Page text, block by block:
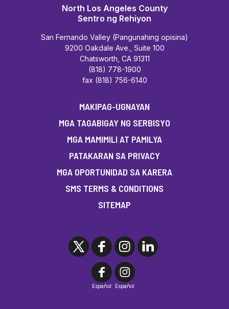
North Los Angeles County
Sentro ng Rehiyon
San Fernando Valley (Pangunahing opisina)
9200 Oakdale Ave., Suite 100
Chatsworth, CA 91311
(818) 778-1900
fax (818) 756-6140
MAKIPAG-UGNAYAN
MGA TAGABIGAY NG SERBISYO
MGA MAMIMILI AT PAMILYA
PATAKARAN SA PRIVACY
MGA OPORTUNIDAD SA KARERA
SMS TERMS & CONDITIONS
SITEMAP
Español Español